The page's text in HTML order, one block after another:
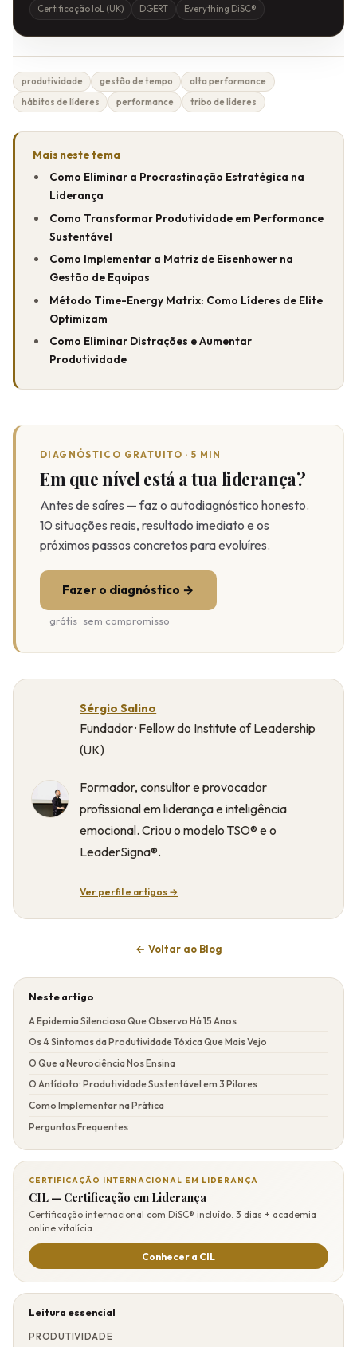
Certificação IoL (UK) DGERT Everything DiSC®
produtividade gestão de tempo
alta performance
hábitos de líderes
performance tribo de líderes
Mais neste tema
Como Eliminar a Procrastinação Estratégica na
Liderança
Como Transformar Produtividade em Performance
Sustentável
Como Implementar a Matriz de Eisenhower na
Gestão de Equipas
Método Time-Energy Matrix: Como Líderes de Elite
Optimizam
Como Eliminar Distrações e Aumentar
Produtividade
DIAGNÓSTICO GRATUITO · 5 MIN
Em que nível está a tua liderança?
Antes de saíres — faz o autodiagnóstico honesto.
10 situações reais, resultado imediato e os
próximos passos concretos para evoluíres.
Fazer o diagnóstico →
grátis · sem compromisso
Sérgio Salino
Fundador · Fellow do Institute of Leadership
(UK)
Formador, consultor e provocador
profissional em liderança e inteligência
emocional. Criou o modelo TSO® e o
LeaderSigna®.
Ver perfil e artigos →
← Voltar ao Blog
Neste artigo
A Epidemia Silenciosa Que Observo Há 15 Anos
Os 4 Sintomas da Produtividade Tóxica Que Mais Vejo
O Que a Neurociência Nos Ensina
O Antídoto: Produtividade Sustentável em 3 Pilares
Como Implementar na Prática
Perguntas Frequentes
CERTIFICAÇÃO INTERNACIONAL EM LIDERANÇA
CIL — Certificação em Liderança
Certificação internacional com DiSC® incluído. 3 dias + academia
online vitalícia.
Conhecer a CIL
Leitura essencial
PRODUTIVIDADE